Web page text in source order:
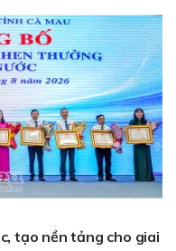
tạo nền tảng cho giai